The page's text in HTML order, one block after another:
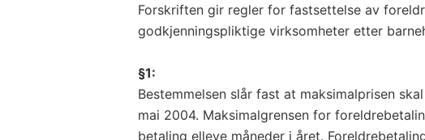
Forskriften gir regler for fastsettelse av
godkjenningspliktige virksomheter etter
§1:
Bestemmelsen slår fast at maksimalprisen
mai 2004. Maksimalgrensen for
betaling elleve måneder i året.